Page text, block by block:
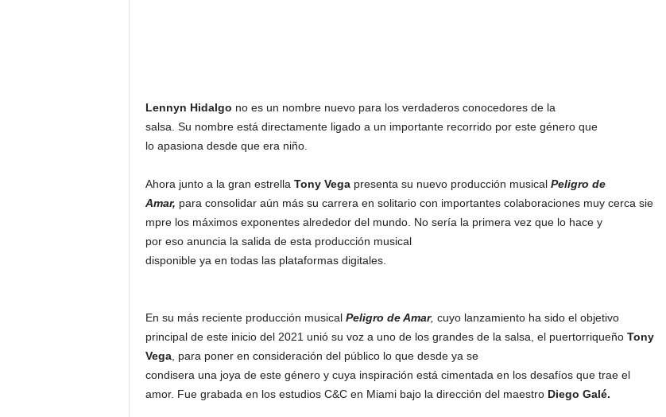
Lennyn Hidalgo no es un nombre nuevo para los verdaderos conocedores de la
salsa. Su nombre está directamente ligado a un importante recorrido por este género que
lo apasiona desde que era niño.
Ahora junto a la gran estrella Tony Vegapresenta su nuevo producción musical Peligro de
Amar, para consolidar aún más su carrera en solitario con importantes colaboraciones muy cerca sie
mpre los máximos exponentes alrededor del mundo. No sería la primera vez que lo hace y
por eso anuncia la salida de esta producción musical
disponible ya en todas las plataformas digitales.
En su más reciente producción musical Peligro de Amar, cuyo lanzamiento ha sido el objetivo
principal de este inicio del 2021 unió su voz a uno de los grandes de la salsa, el puertorriqueño Tony
Vega, para poner en consideración del público lo que desde ya se
condisera una joya de este género y cuya inspiración está cimentada en los desafíos que trae el
amor. Fue grabada en los estudios C&C en Miami bajo la dirección del maestro Diego Galé.